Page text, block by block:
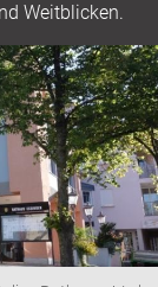
Weitblicken.